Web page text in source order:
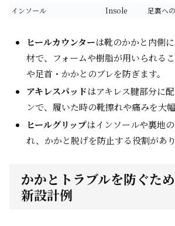
インソール
Insole 足裏へ
ヒールカウンターは靴のかかと内側
材で、フォームや樹脂が用いられる
や足首・かかとのブレを防ぎます。
アキレスパッドはアキレス腱部分に
ンで、履いた時の靴擦れや痛みを大幅
ヒールグリップはインソールや裏地
れ、かかと脱げを防止する役割があり
かかとトラブルを防ぐた
新設計例